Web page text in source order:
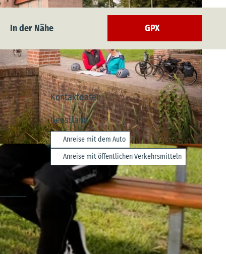
In der Nähe GPX
Kontaktdaten
Geestland
Anreise mit dem Auto
Anreise mit öffentlichen Verkehrsmitteln